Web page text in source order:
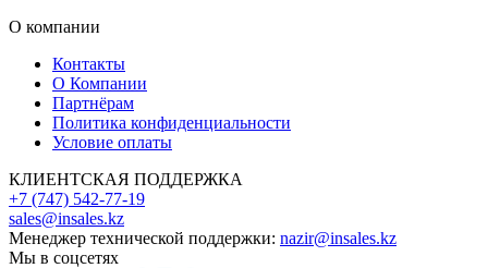
О компании
Контакты
О Компании
Партнёрам
Политика конфиденциальности
Условие оплаты
КЛИЕНТСКАЯ ПОДДЕРЖКА
+7 (747) 542-77-19
sales@insales.kz
Менеджер технической поддержки: nazir@insales.kz
Мы в соцсетях